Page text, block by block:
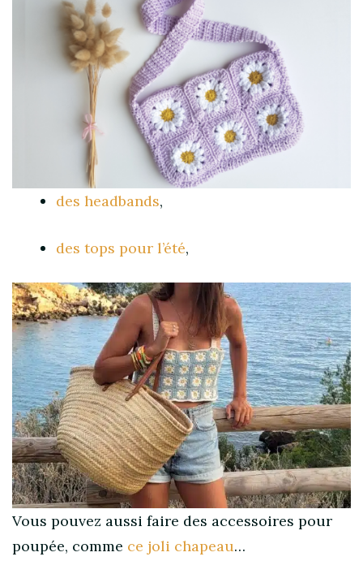
des headbands,
des tops pour l’été,
Vous pouvez aussi faire des accessoires pour
poupée, comme ce joli chapeau…